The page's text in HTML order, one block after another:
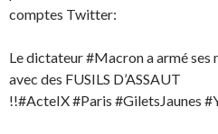
comptes Twitter:
Le dictateur #Macron a armé ses
avec des FUSILS D’ASSAUT
!!#ActeIX #Paris #GiletsJaunes